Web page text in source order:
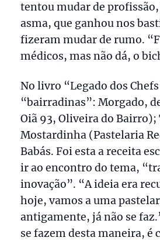
tentou mudar de
asma, que ganhou nos
fizeram mudar de rumo.
médicos, mas não dá, o
No livro “Legado dos
“bairradinas”: Morgado,
Oiã 93, Oliveira do Bairro);
Mostardinha (Pastelaria
Babás. Foi esta a receita
ir ao encontro do tema,
inovação”. “A ideia era
hoje, vamos a uma
antigamente, já não se
se fazem desta maneira, é